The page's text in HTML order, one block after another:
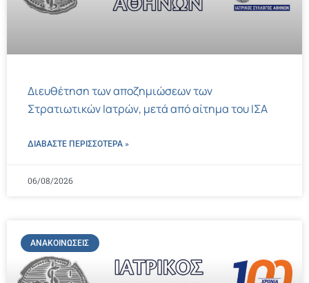
Διευθέτηση των αποζημιώσεων των
Στρατιωτικών Ιατρών, μετά από αίτημα του ΙΣΑ
ΔΙΑΒΑΣΤΕ ΠΕΡΙΣΣΌΤΕΡΑ »
06/08/2026
ΑΝΑΚΟΙΝΏΣΕΙΣ